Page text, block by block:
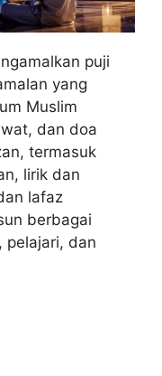
puji
yang
Muslim
dan doa
termasuk
lirik dan
lafaz
berbagai
pelajari, dan